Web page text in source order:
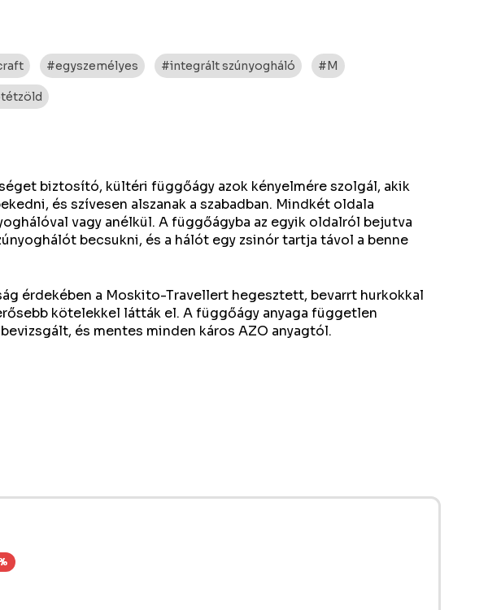
#egyszemélyes #integrált szúnyogháló #M
biztosító, kültéri függőágy azok kényelmére szolgál, akik
és szívesen alszanak a szabadban. Mindkét oldala
vagy anélkül. A függőágyba az egyik oldalról bejutva
becsukni, és a hálót egy zsinór tartja távol a benne
érdekében a Moskito-Travellert hegesztett, bevarrt hurkokkal
kötelekkel látták el. A függőágy anyaga független
és mentes minden káros AZO anyagtól.